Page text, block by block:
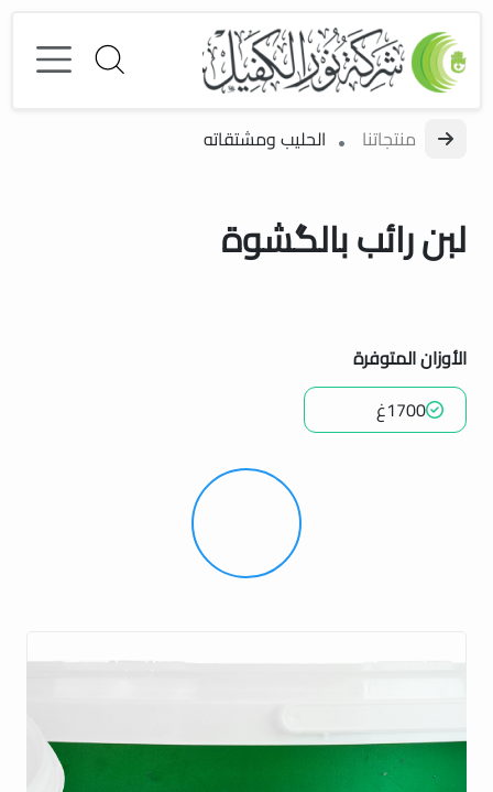
منتجاتنا الحليب ومشتقاته
لبن رائب بالگشوة
الأوزان المتوفرة
1700غ